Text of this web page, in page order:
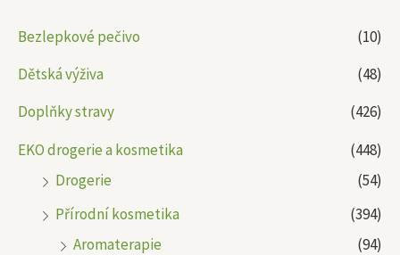
Bezlepkové pečivo
(10)
Dětská výživa
(48)
Doplňky stravy
(426)
EKO drogerie a kosmetika
(448)
Drogerie
(54)
Přírodní kosmetika
(394)
Aromaterapie
(94)